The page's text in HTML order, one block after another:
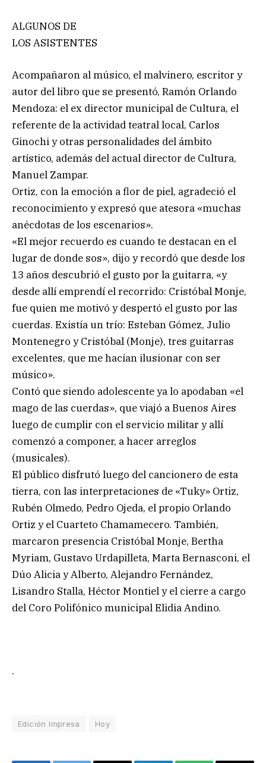
ALGUNOS DE
LOS ASISTENTES
Acompañaron al músico, el malvinero, escritor y
autor del libro que se presentó, Ramón Orlando
Mendoza: el ex director municipal de Cultura, el
referente de la actividad teatral local, Carlos
Ginochi y otras personalidades del ámbito
artístico, además del actual director de Cultura,
Manuel Zampar.
Ortiz, con la emoción a flor de piel, agradeció el
reconocimiento y expresó que atesora «muchas
anécdotas de los escenarios».
«El mejor recuerdo es cuando te destacan en el
lugar de donde sos», dijo y recordó que desde los
13 años descubrió el gusto por la guitarra, «y
desde allí emprendí el recorrido: Cristóbal Monje,
fue quien me motivó y despertó el gusto por las
cuerdas. Existía un trío: Esteban Gómez, Julio
Montenegro y Cristóbal (Monje), tres guitarras
excelentes, que me hacían ilusionar con ser
músico».
Contó que siendo adolescente ya lo apodaban «el
mago de las cuerdas», que viajó a Buenos Aires
luego de cumplir con el servicio militar y allí
comenzó a componer, a hacer arreglos
(musicales).
El público disfrutó luego del cancionero de esta
tierra, con las interpretaciones de «Tuky» Ortiz,
Rubén Olmedo, Pedro Ojeda, el propio Orlando
Ortiz y el Cuarteto Chamamecero. También,
marcaron presencia Cristóbal Monje, Bertha
Myriam, Gustavo Urdapilleta, Marta Bernasconi, el
Dúo Alicia y Alberto, Alejandro Fernández,
Lisandro Stalla, Héctor Montiel y el cierre a cargo
del Coro Polifónico municipal Elidia Andino.
.
Edición Impresa Hoy